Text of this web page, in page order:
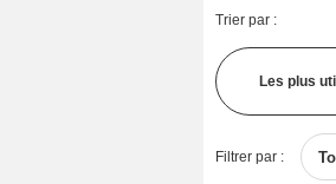
Trier par :
Les plus
Filtrer par :